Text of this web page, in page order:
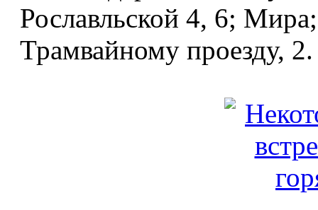
Рославльской 4, 6;
Трамвайному проезду, 2.